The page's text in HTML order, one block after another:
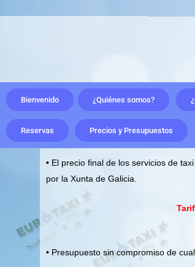
Ir
Bienvenido ¿Quiénes somos?
Reservas Precios y Presupuestos
• El precio final de los servicios de
por la Xunta de Galicia.
• Presupuesto sin compromiso de